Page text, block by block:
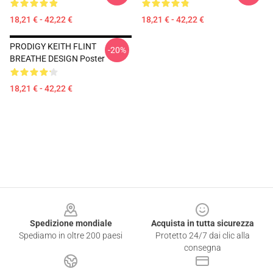
18,21 € - 42,22 € 18,21 € - 42,22 €
PRODIGY KEITH FLINT
BREATHE DESIGN Poster
18,21 € - 42,22 €
-20%
Spedizione mondiale
Spediamo in oltre 200 paesi
Acquista in tutta sicurezza
Protetto 24/7 dai clic alla
consegna